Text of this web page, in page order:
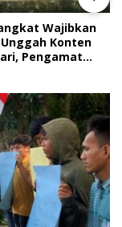
Wajibkan
Konten
Pengamat